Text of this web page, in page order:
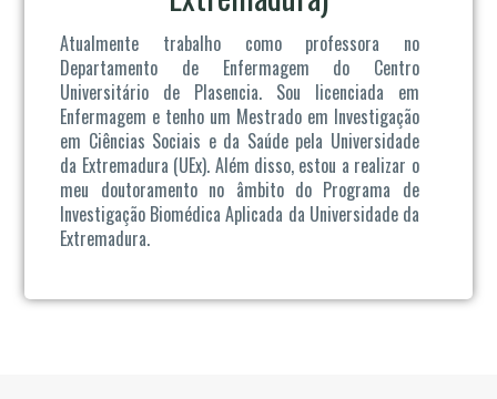
Atualmente trabalho como professora no
Departamento de Enfermagem do Centro
Universitário de Plasencia. Sou licenciada em
Enfermagem e tenho um Mestrado em Investigação
em Ciências Sociais e da Saúde pela Universidade
da Extremadura (UEx). Além disso, estou a realizar o
meu doutoramento no âmbito do Programa de
Investigação Biomédica Aplicada da Universidade da
Extremadura.